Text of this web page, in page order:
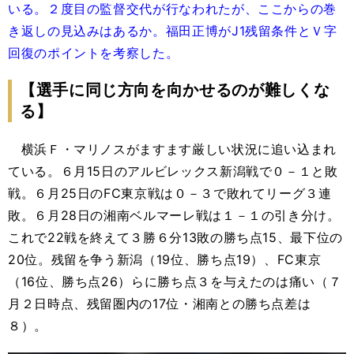
いる。２度目の監督交代が行なわれたが、ここからの巻
き返しの見込みはあるか。福田正博がJ1残留条件とＶ字
回復のポイントを考察した。
【選手に同じ方向を向かせるのが難しくな
る】
横浜Ｆ・マリノスがますます厳しい状況に追い込まれ
ている。６月15日のアルビレックス新潟戦で０－１と敗
戦。６月25日のFC東京戦は０－３で敗れてリーグ３連
敗。６月28日の湘南ベルマーレ戦は１－１の引き分け。
これで22戦を終えて３勝６分13敗の勝ち点15、最下位の
20位。残留を争う新潟（19位、勝ち点19）、FC東京
（16位、勝ち点26）らに勝ち点３を与えたのは痛い（７
月２日時点、残留圏内の17位・湘南との勝ち点差は
８）。